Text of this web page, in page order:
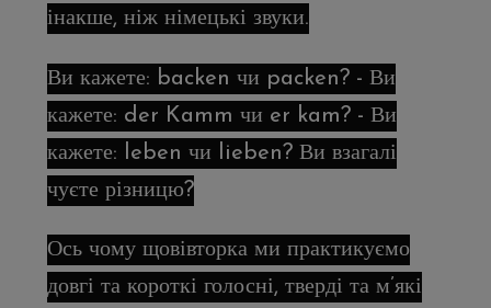
інакше, ніж німецькі звуки.
Ви кажете: backen чи packen? - Ви
кажете: der Kamm чи er kam? - Ви
кажете: leben чи lieben? Ви взагалі
чуєте різницю?
Ось чому щовівторка ми практикуємо
довгі та короткі голосні, тверді та м’які